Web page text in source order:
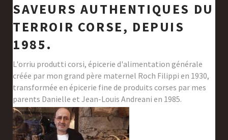
SAVEURS AUTHENTIQUES DU
TERROIR CORSE, DEPUIS
1985.
L'orriu produtti corsi, épicerie d'alimentation générale
créée par mon grand père maternel Roch Filippi en 1930,
transformée en épicerie fine de produits corses par mes
parents Danielle et Jean-Louis Andreani en 1985.